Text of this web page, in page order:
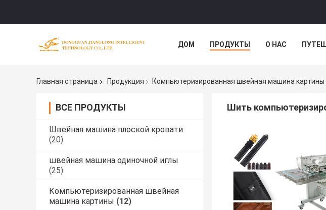
ДОМ ПРОДУКТЫ О НАС
Главная страница Продукция Компьютеризированная швейная машина картины
ВСЕ ПРОДУКТЫ
Швейная машина плоской кровати
(20)
швейная машина одиночной иглы
(25)
Компьютеризированная швейная
машина картины (12)
Шить